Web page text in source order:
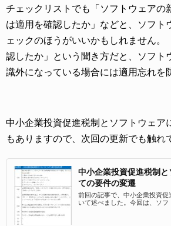
チェックリストでも「ソフトウェアの
は適用を確認したか」などと、ソフト
ェックのほうがいいかもしれません。
認したか」という聞き方だと、ソフト
識外になっている場合には適用忘れを
中小企業投資促進税制とソフトウェア
もありますので、次回の更新でも触れ
中小企業投資促進税制
ての要件の変遷
前回の記事で、中小企業投資
いて述べました。今回は、ソ